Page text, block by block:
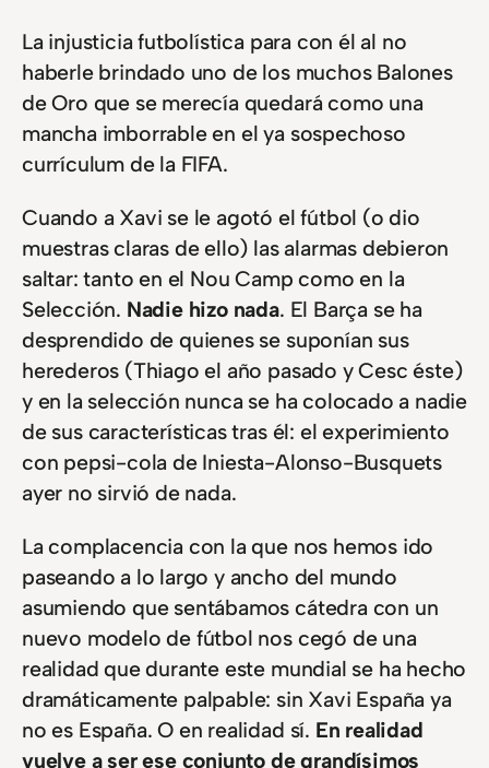
La injusticia futbolística para con él al no
haberle brindado uno de los muchos Balones
de Oro que se merecía quedará como una
mancha imborrable en el ya sospechoso
currículum de la FIFA.
Cuando a Xavi se le agotó el fútbol (o dio
muestras claras de ello) las alarmas debieron
saltar: tanto en el Nou Camp como en la
Selección. Nadie hizo nada. El Barça se ha
desprendido de quienes se suponían sus
herederos (Thiago el año pasado y Cesc éste)
y en la selección nunca se ha colocado a nadie
de sus características tras él: el experimiento
con pepsi-cola de Iniesta-Alonso-Busquets
ayer no sirvió de nada.
La complacencia con la que nos hemos ido
paseando a lo largo y ancho del mundo
asumiendo que sentábamos cátedra con un
nuevo modelo de fútbol nos cegó de una
realidad que durante este mundial se ha hecho
dramáticamente palpable: sin Xavi España ya
no es España. O en realidad sí. En realidad
vuelve a ser ese conjunto de grandísimos